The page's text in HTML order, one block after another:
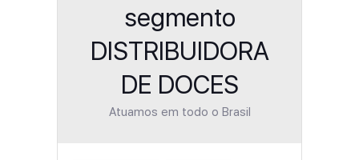
segmento
DISTRIBUIDORA
DE DOCES
Atuamos em todo o Brasil